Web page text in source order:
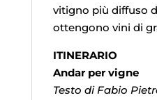
vitigno più diffuso
ottengono vini di
ITINERARIO
Andar per vigne
Testo di Fabio